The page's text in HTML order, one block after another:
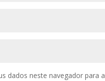
dados neste navegador para a